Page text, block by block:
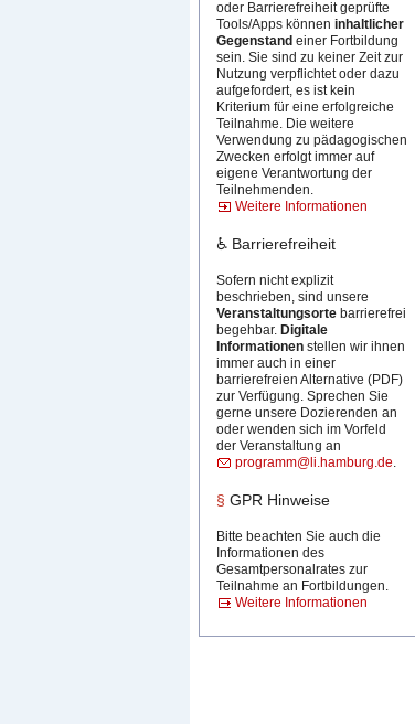
oder Barrierefreiheit geprüfte
Tools/Apps können inhaltlicher
Gegenstand einer Fortbildung
sein. Sie sind zu keiner Zeit zur
Nutzung verpflichtet oder dazu
aufgefordert, es ist kein
Kriterium für eine erfolgreiche
Teilnahme. Die weitere
Verwendung zu pädagogischen
Zwecken erfolgt immer auf
eigene Verantwortung der
Teilnehmenden.
Weitere Informationen
♿ Barrierefreiheit
Sofern nicht explizit
beschrieben, sind unsere
Veranstaltungsortebarrierefrei
begehbar. Digitale
Informationenstellen wir ihnen
immer auch in einer
barrierefreien Alternative (PDF)
zur Verfügung. Sprechen Sie
gerne unsere Dozierenden an
oder wenden sich im Vorfeld
der Veranstaltung an
programm@li.hamburg.de.
§ GPR Hinweise
Bitte beachten Sie auch die
Informationen des
Gesamtpersonalrates zur
Teilnahme an Fortbildungen.
Weitere Informationen